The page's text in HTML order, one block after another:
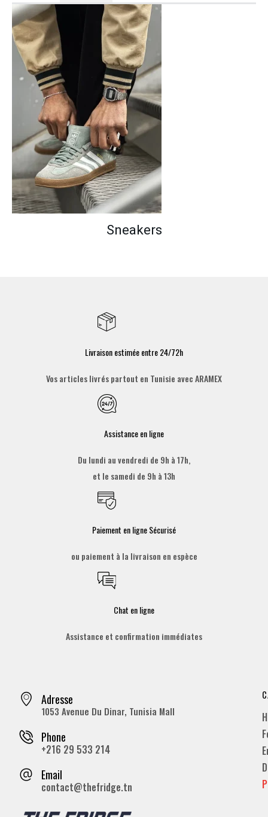
Sneakers
Livraison estimée entre 24/72h
Vos articles livrés partout en Tunisie avec ARAMEX
Assistance en ligne
Du lundi au vendredi de 9h à 17h,
et le samedi de 9h à 13h
Paiement en ligne Sécurisé
ou paiement à la livraison en espèce
Chat en ligne
Assistance et confirmation immédiates
Adresse
1053 Avenue Du Dinar, Tunisia Mall
Phone
+216 29 533 214
Email
contact@thefridge.tn